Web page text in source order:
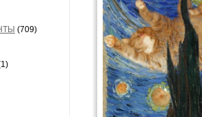
(709)